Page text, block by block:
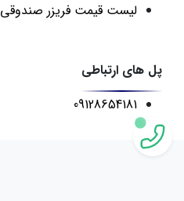
لیست قیمت فریزر صندوقی
پل های ارتباطی
09128654181